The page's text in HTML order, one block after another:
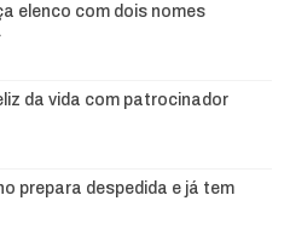
elenco com dois nomes
da vida com patrocinador
prepara despedida e já tem